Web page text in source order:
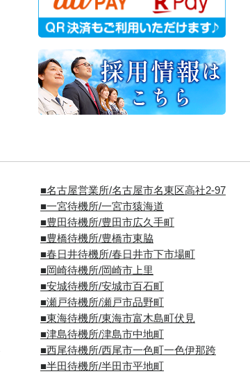
■名古屋営業所/名古屋市名東区高社2-97
■一宮待機所/一宮市猿海道
■豊田待機所/豊田市広久手町
■豊橋待機所/豊橋市東脇
■春日井待機所/春日井市下市場町
■岡崎待機所/岡崎市上里
■安城待機所/安城市百石町
■瀬戸待機所/瀬戸市品野町
■東海待機所/東海市富木島町伏見
■津島待機所/津島市中地町
■西尾待機所/西尾市一色町一色伊那跨
■半田待機所/半田市平地町